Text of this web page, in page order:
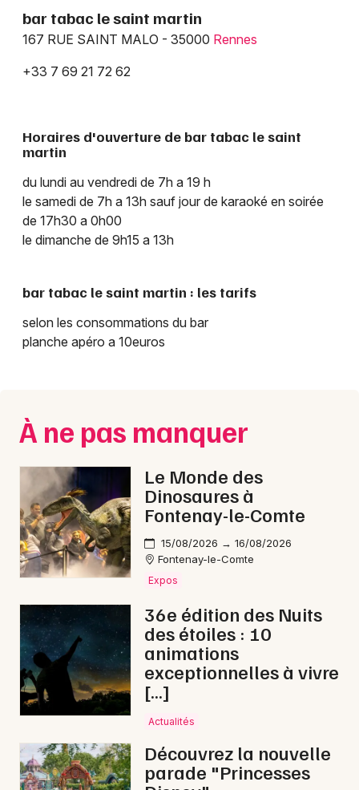
Soirée en Bretagne
Artistes en tournée
Actus à Rennes
Magazine à Rennes
Mon email
Je m'abonne
bar tabac le saint martin
167 RUE SAINT MALO - 35000 Rennes
+33 7 69 21 72 62
Horaires d'ouverture de bar tabac le saint
martin
du lundi au vendredi de 7h a 19 h
le samedi de 7h a 13h sauf jour de karaoké en soirée
de 17h30 a 0h00
le dimanche de 9h15 a 13h
bar tabac le saint martin : les tarifs
selon les consommations du bar
planche apéro a 10euros
À ne pas manquer
Le Monde des
Dinosaures à
Fontenay-le-Comte
15/08/2026 → 16/08/2026
Fontenay-le-Comte
Expos
36e édition des Nuits
des étoiles : 10
animations
exceptionnelles à vivre
[…]
Actualités
Découvrez la nouvelle
parade "Princesses